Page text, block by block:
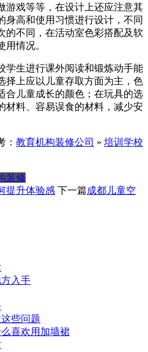
游戏等等，在设计上还应注意其
身高和使用习惯进行设计，不同
的不同，在活动室色彩搭配及软
情况。
学生进行课外阅读和锻炼动手能
择上应以儿童存取方面为主，色
合儿童成长的颜色；在玩具的选
材料、容易误食的材料，减少安
： 教育机构装修公司 » 培训学校
装修
提升体验感 下一篇成都儿童空
入手
些问题
喜欢用加墙裙